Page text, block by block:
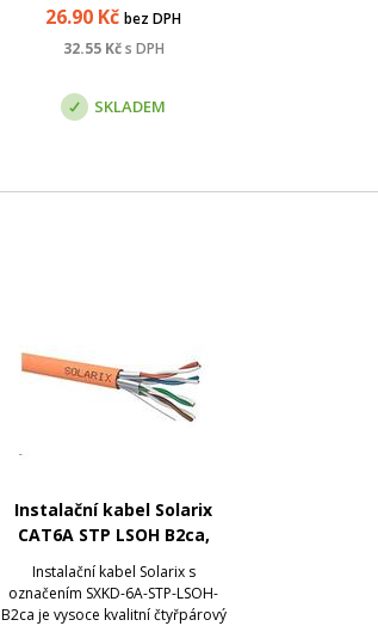
26.90 Kč bez DPH
32.55Kčs DPH
SKLADEM
Instalační kabel Solarix
CAT6A STP LSOH B2ca,
Instalační kabel Solarix s
označením SXKD-6A-STP-LSOH-
B2ca je vysoce kvalitní čtyřpárový